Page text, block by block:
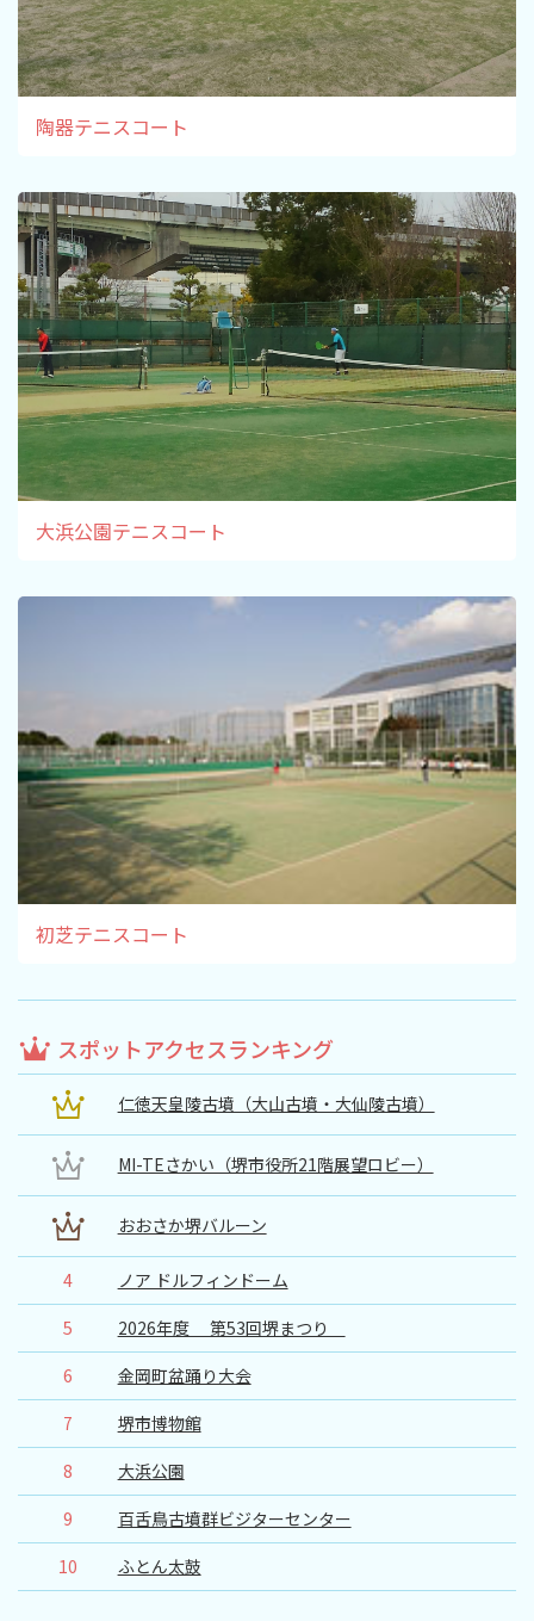
陶器テニスコート
大浜公園テニスコート
初芝テニスコート
スポットアクセスランキング
仁徳天皇陵古墳（大山古墳・大仙陵古墳）
MI-TEさかい（堺市役所21階展望ロビー）
おおさか堺バルーン
4
ノア ドルフィンドーム
5
2026年度 第53回堺まつり
6
金岡町盆踊り大会
7
堺市博物館
8
大浜公園
9
百舌鳥古墳群ビジターセンター
10
ふとん太鼓